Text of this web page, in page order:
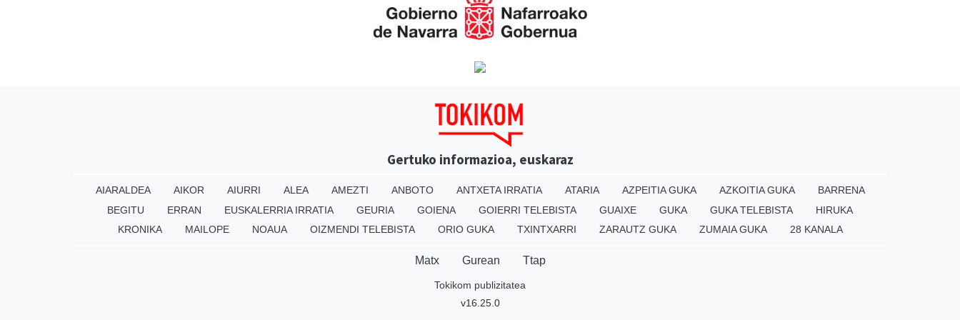
Gertuko informazioa, euskaraz
AIARALDEA AIKOR AIURRI ALEA AMEZTI ANBOTO ANTXETA IRRATIA ATARIA AZPEITIA GUKA AZKOITIA GUKA
BARRENA
BEGITU
ERRAN EUSKALERRIA IRRATIA GEURIA GOIENA GOIERRI TELEBISTA GUAIXE GUKA GUKA TELEBISTA
HIRUKA
KRONIKA
MAILOPE NOAUA OIZMENDI TELEBISTA ORIO GUKA TXINTXARRI ZARAUTZ GUKA ZUMAIA GUKA 28 KANALA
Matx Gurean Ttap
Tokikom publizitatea
v16.25.0